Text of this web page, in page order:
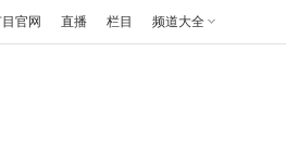
官网 直播 栏目 频道大全